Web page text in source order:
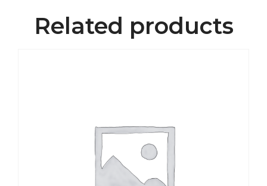
Related products